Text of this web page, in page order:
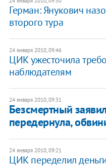
Герман: Янукович
второго тура
24 января 2010, 09:46
ЦИК ужесточила
наблюдателям
24 января 2010, 09:31
Безсмертный
передернула,
24 января 2010, 09:21
ЦИК переделил